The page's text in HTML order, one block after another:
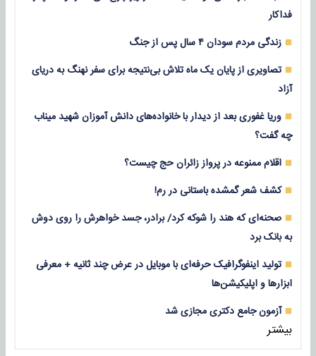
فداکار
زندگی مردم سودان ۴ سال پس از جنگ
تصاویری از پایان یک ماه تلاش بی‌نتیجه برای سفر نهنگ به دریای
آزاد
وریا غفوری بعد از دیدار با خانواده‌های دانش آموزان شهید میناب
چه گفت؟
اقلام ممنوعه در پرواز زائران حج چیست؟
کشف شعر گمشده باستانی در رم!
صحنه‌ای که هند را شوکه کرد/ برادر، جسد خواهرش را روی دوش
به بانک برد
تولید اینفوگرافیک حرفه‌ای با موبایل در عرض چند ثانیه + معرفی
ابزارها و اپلیکیشن‌ها
آزمون جامع دکتری مجازی شد
بیشتر